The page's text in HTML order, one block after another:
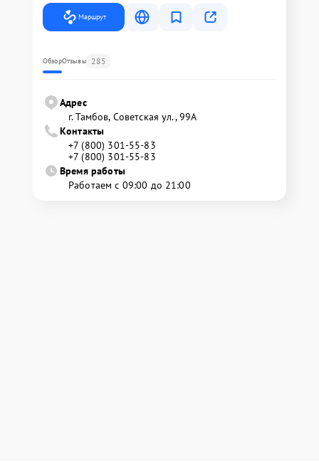
Маршрут
ОбзорОтзывы 285
Адрес
г. Тамбов, Советская ул., 99А
Контакты
+7 (800) 301-55-83
+7 (800) 301-55-83
Время работы
Работаем с 09:00 до 21:00